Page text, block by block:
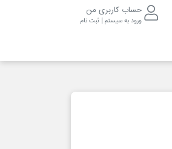
حساب کاربری من
ورود به سیستم | ثبت نام